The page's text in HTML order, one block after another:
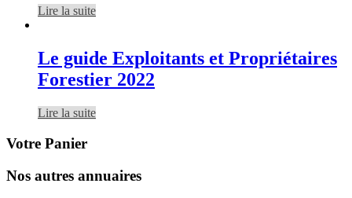
Lire la suite
Le guide Exploitants et Propriétaires
Forestier 2022
Lire la suite
Votre Panier
Nos autres annuaires